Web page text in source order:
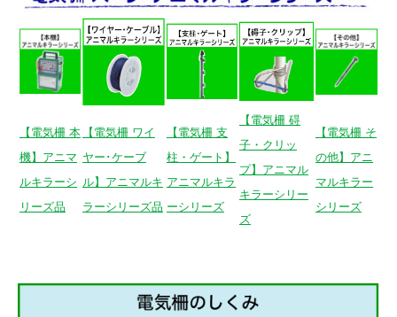
【電気柵 本
機】アニマ
ルキラーシ
リーズ品
【電気柵 ワイ
ヤー･ケーブ
ル】アニマルキ
ラーシリーズ品
【電気柵 支
柱・ゲート】
アニマルキラ
ーシリーズ
【電気柵 碍
子・クリッ
プ】アニマル
キラーシリー
ズ
【電気柵 そ
の他】アニ
マルキラー
シリーズ
ICT・IoT機器（捕獲通
知・遠隔監視）
金網柵
（ワイヤーメッシ
ュ柵等）
カ・サル等）
忌避用品
漁網
対象動物から選ぶ
キツネ対策